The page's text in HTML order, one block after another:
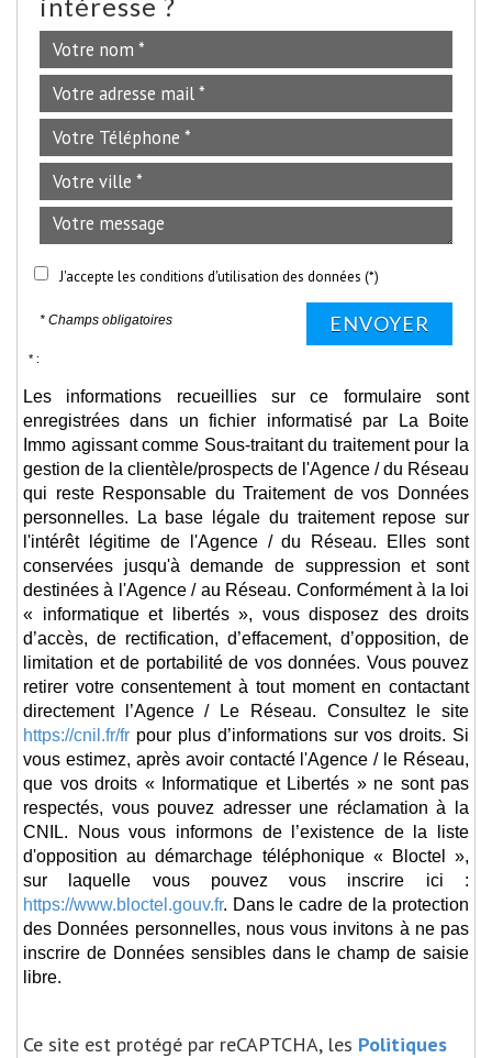
intéresse ?
J'accepte les conditions d'utilisation des données (*)
* Champs obligatoires ENVOYER
* :
Les informations recueillies sur ce formulaire sont
enregistrées dans un fichier informatisé par La Boite
Immo agissant comme Sous-traitant du traitement pour la
gestion de la clientèle/prospects de l'Agence / du Réseau
qui reste Responsable du Traitement de vos Données
personnelles. La base légale du traitement repose sur
l'intérêt légitime de l'Agence / du Réseau. Elles sont
conservées jusqu'à demande de suppression et sont
destinées à l'Agence / au Réseau. Conformément à la loi
« informatique et libertés », vous disposez des droits
d’accès, de rectification, d’effacement, d’opposition, de
limitation et de portabilité de vos données. Vous pouvez
retirer votre consentement à tout moment en contactant
directement l’Agence / Le Réseau. Consultez le site
https://cnil.fr/fr pour plus d’informations sur vos droits. Si
vous estimez, après avoir contacté l'Agence / le Réseau,
que vos droits « Informatique et Libertés » ne sont pas
respectés, vous pouvez adresser une réclamation à la
CNIL. Nous vous informons de l’existence de la liste
d'opposition au démarchage téléphonique « Bloctel »,
sur laquelle vous pouvez vous inscrire ici :
https://www.bloctel.gouv.fr. Dans le cadre de la protection
des Données personnelles, nous vous invitons à ne pas
inscrire de Données sensibles dans le champ de saisie
libre.
Ce site est protégé par reCAPTCHA, les Politiques